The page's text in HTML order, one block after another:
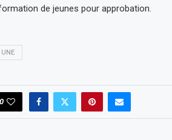
de jeunes pour approbation.
0